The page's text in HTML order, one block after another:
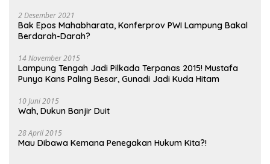
2 Desember 2021
Bak Epos Mahabharata, Konferprov PWI Lampung Bakal
Berdarah-Darah?
14 November 2015
Lampung Tengah Jadi Pilkada Terpanas 2015! Mustafa
Punya Kans Paling Besar, Gunadi Jadi Kuda Hitam
10 Juni 2015
Wah, Dukun Banjir Duit
28 April 2015
Mau Dibawa Kemana Penegakan Hukum Kita?!